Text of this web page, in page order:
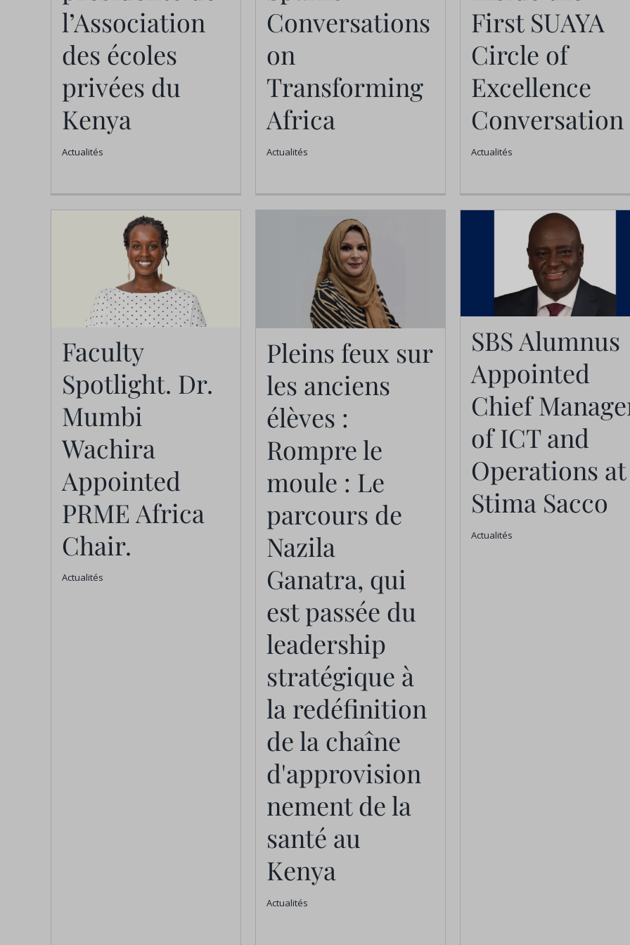
Kenya
Actualités
l’Association
des écoles
privées du
Kenya
Actualités
Africa
Conversations
on
Transforming
Africa
Actualités
Conversation
First SUAYA
Circle of
Excellence
Conversation
Actualités
Faculty Spotlight.
Dr. Mumbi
Wachira
Appointed PRME
Africa Chair.
Actualités
Faculty
Spotlight. Dr.
Mumbi
Wachira
Appointed
PRME Africa
Chair.
Actualités
Pleins feux sur
les anciens
élèves : Rompre
le moule : Le
parcours de
Nazila Ganatra,
qui est passée du
leadership
stratégique à la
redéfinition de la
chaîne
d'approvisionnement
de la santé au
Kenya
Actualités
Pleins feux sur
les anciens
élèves :
Rompre le
moule : Le
parcours de
Nazila
Ganatra, qui
est passée du
leadership
stratégique à
la redéfinition
de la chaîne
d'approvision
nement de la
santé au
Kenya
Actualités
SBS Alumnus
Appointed Chief
Manager of ICT
and Operations
Stima Sacco
Actualités
SBS Alumnus
Appointed
Chief
of ICT and
Operations at
Stima Sacco
Actualités